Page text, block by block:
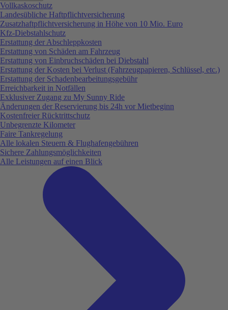
Vollkaskoschutz
Landesübliche Haftpflichtversicherung
Zusatzhaftpflichtversicherung in Höhe von 10 Mio. Euro
Kfz-Diebstahlschutz
Erstattung der Abschleppkosten
Erstattung von Schäden am Fahrzeug
Erstattung von Einbruchschäden bei Diebstahl
Erstattung der Kosten bei Verlust (Fahrzeugpapieren, Schlüssel, etc.)
Erstattung der Schadenbearbeitungsgebühr
Erreichbarkeit in Notfällen
Exklusiver Zugang zu My Sunny Ride
Änderungen der Reservierung bis 24h vor Mietbeginn
Kostenfreier Rücktrittschutz
Unbegrenzte Kilometer
Faire Tankregelung
Alle lokalen Steuern & Flughafengebühren
Sichere Zahlungsmöglichkeiten
Alle Leistungen auf einen Blick